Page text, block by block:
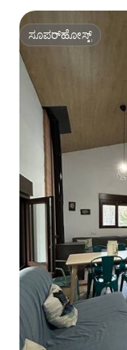
ಸೂಪರ್‌ಹೋಸ್ಟ್
ಸೂಪರ್‌ಹೋಸ್ಟ್